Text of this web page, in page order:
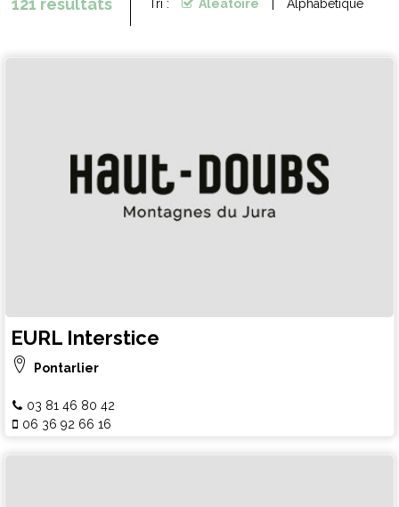
Tri : Aléatoire Alphabétique
EURL Interstice
Pontarlier
03 81 46 80 42
06 36 92 66 16